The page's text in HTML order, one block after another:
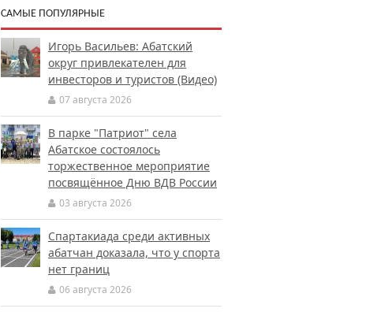
САМЫЕ ПОПУЛЯРНЫЕ
Игорь Васильев: Абатский
округ привлекателен для
инвесторов и туристов (Видео)
07 августа 2026
В парке "Патриот" села
Абатское состоялось
торжественное мероприятие
посвящённое Дню ВДВ России
03 августа 2026
Спартакиада среди активных
абатчан доказала, что у спорта
нет границ
06 августа 2026